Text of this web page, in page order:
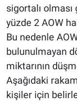
sigortalı olması
yüzde 2 AOW
Bu nedenle
bulunulmayan
miktarının
Aşağıdaki
kişiler için